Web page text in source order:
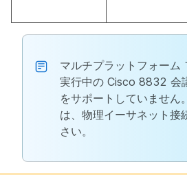
マルチプラットフォーム
実行中の Cisco 8832 会
をサポートしていません
は、物理イーサネット接
さい。